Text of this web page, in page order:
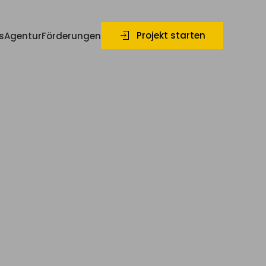
AgenturFörderungen Projekt starten